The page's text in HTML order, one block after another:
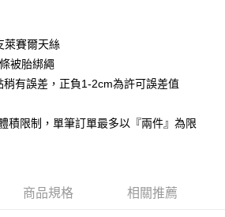
商品之後才付款」的支付方式。 讓您購物簡單
需綁卡、不需儲值。
訊認證，即可結帳。
務後，再付款。
到繳費通知簡訊。
萊賽爾天絲
被胎綁繩
有誤差，正負1-2cm為許可誤差值
積限制，單筆訂單最多以『兩件』為限
商品規格 相關推薦